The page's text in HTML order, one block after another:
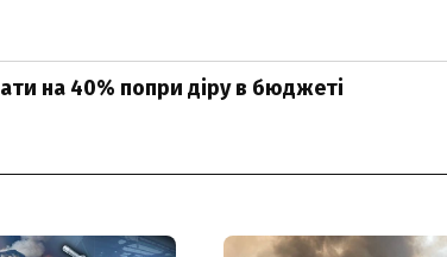
на 40% попри діру в бюджеті